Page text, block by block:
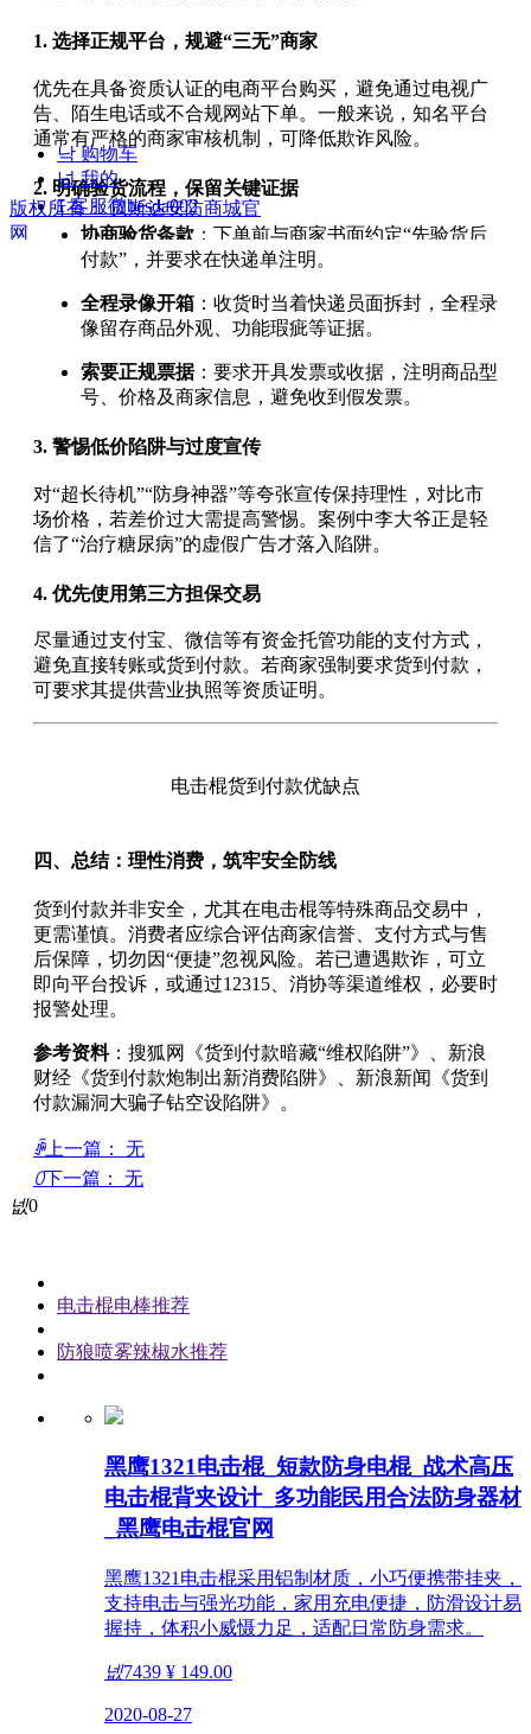
1. 选择正规平台，规避“三无”商家
优先在具备资质认证的电商平台购买，避免通过电视广
告、陌生电话或不合规网站下单。一般来说，知名平台
通常有严格的商家审核机制，可降低欺诈风险。
2. 明确验货流程，保留关键证据
协商验货条款 ：下单前与商家书面约定“先验货后
付款”，并要求在快递单注明。
全程录像开箱 ：收货时当着快递员面拆封，全程录
像留存商品外观、功能瑕疵等证据。
索要正规票据：要求开具发票或收据，注明商品型
号、价格及商家信息，避免收到假发票。
3. 警惕低价陷阱与过度宣传
对“超长待机”“防身神器”等夸张宣传保持理性，对比市
场价格，若差价过大需提高警惕。案例中李大爷正是轻
信了“治疗糖尿病”的虚假广告才落入陷阱。
4. 优先使用第三方担保交易
尽量通过支付宝、微信等有资金托管功能的支付方式，
避免直接转账或货到付款。若商家强制要求货到付款，
可要求其提供营业执照等资质证明。
电击棍货到付款优缺点
四、总结：理性消费，筑牢安全防线
货到付款并非安全，尤其在电击棍等特殊商品交易中，
更需谨慎。消费者应综合评估商家信誉、支付方式与售
后保障，切勿因“便捷”忽视风险。若已遭遇欺诈，可立
即向平台投诉，或通过12315、消协等渠道维权，必要时
报警处理。
参考资料：搜狐网《货到付款暗藏“维权陷阱”》、新浪
财经《货到付款炮制出新消费陷阱》、新浪新闻《货到
付款漏洞大骗子钻空设陷阱》。
ꄴ上一篇：
无
ꄲ下一篇：
无
넶0
电击棍电棒推荐
防狼喷雾辣椒水推荐
黑鹰1321电击棍_短款防身电棍_战术高压
电击棍背夹设计_多功能民用合法防身器材
_黑鹰电击棍官网
黑鹰1321电击棍采用铝制材质，小巧便携带挂夹，
支持电击与强光功能，家用充电便捷，防滑设计易
握持，体积小威慑力足，适配日常防身需求。
넶7439 ¥ 149.00
2020-08-27
낙 购物车
넙 我的
ꀤ 客服微besda002
版权所有： 贝斯达安防商城官
网